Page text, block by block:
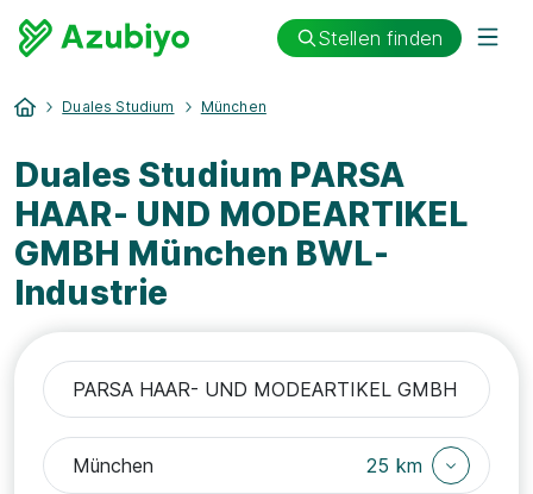
Stellen finden
Duales Studium München
Duales Studium PARSA
HAAR- UND MODEARTIKEL
GMBH München BWL-
Industrie
25 km